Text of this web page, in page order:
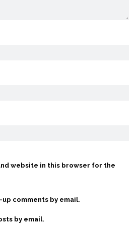
website in this browser for the
comments by email.
by email.